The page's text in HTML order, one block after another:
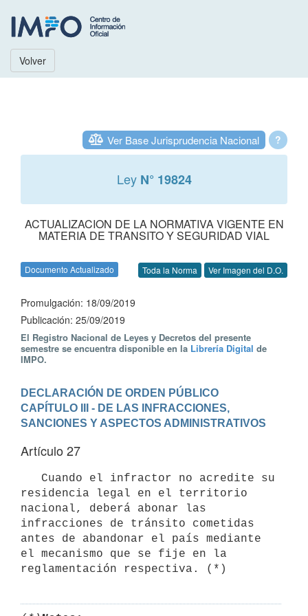
Volver
?
Ver Base Jurisprudencia Nacional
Ley N° 19824
ACTUALIZACION DE LA NORMATIVA VIGENTE EN
MATERIA DE TRANSITO Y SEGURIDAD VIAL
Documento Actualizado Toda la Norma Ver Imagen del D.O.
Promulgación: 18/09/2019
Publicación: 25/09/2019
El Registro Nacional de Leyes y Decretos del presente
semestre se encuentra disponible en la Librería Digital de
IMPO.
DECLARACIÓN DE ORDEN PÚBLICO
CAPÍTULO III - DE LAS INFRACCIONES,
SANCIONES Y ASPECTOS ADMINISTRATIVOS
Artículo 27
residencia legal en el territorio
nacional, deberá abonar las
infracciones de tránsito cometidas
antes de abandonar el país mediante
el mecanismo que se fije en la
reglamentación respectiva. (*)